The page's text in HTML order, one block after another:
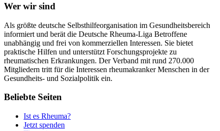
Wer wir sind
Als größte deutsche Selbsthilfeorganisation im Gesundheitsbereich
informiert und berät die Deutsche Rheuma-Liga Betroffene
unabhängig und frei von kommerziellen Interessen. Sie bietet
praktische Hilfen und unterstützt Forschungsprojekte zu
rheumatischen Erkrankungen. Der Verband mit rund 270.000
Mitgliedern tritt für die Interessen rheumakranker Menschen in der
Gesundheits- und Sozialpolitik ein.
Beliebte Seiten
Ist es Rheuma?
Jetzt spenden